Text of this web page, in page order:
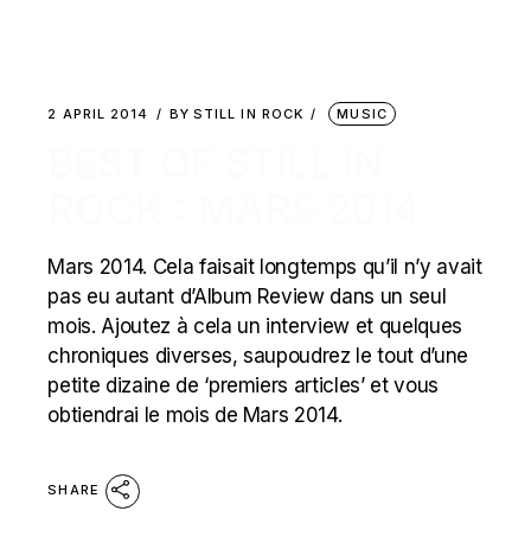
2 APRIL 2014 BY STILL IN ROCK MUSIC
Mars 2014. Cela faisait longtemps qu’il n’y avait
pas eu autant d’Album Review dans un seul
mois. Ajoutez à cela un interview et quelques
chroniques diverses, saupoudrez le tout d’une
petite dizaine de ‘premiers articles’ et vous
obtiendrai le mois de Mars 2014.
SHARE